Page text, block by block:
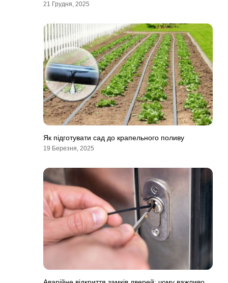
21 Грудня, 2025
Як підготувати сад до крапельного поливу
19 Березня, 2025